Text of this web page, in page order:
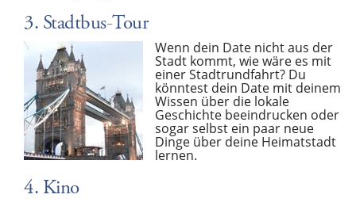
3. Stadtbus-Tour
Wenn dein Date nicht aus der
Stadt kommt, wie wäre es mit
einer Stadtrundfahrt? Du
könntest dein Date mit deinem
Wissen über die lokale
Geschichte beeindrucken oder
sogar selbst ein paar neue
Dinge über deine Heimatstadt
lernen.
4. Kino